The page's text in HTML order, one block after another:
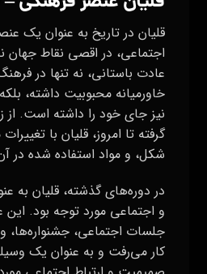
در دوره‌های گذشته، قلیان به
و اجتماعی مورد توجه بود. این
جلسات اجتماعی، جشنواره‌ها،
کار می‌رفت و به عنوان یک
صمیمیت و ارتباط اجتماعی مورد
می‌گرفت. با گذر زمان و
کشیدن هنوز هم جای خود را در
جوامع حفظ کرده و به عنوان یک
اجتماعی در برخی مواقع به کار
از آنجا که قلیان کشیدن
پراهمیت دارد، این هنر
محققان و علاقه‌مندان به